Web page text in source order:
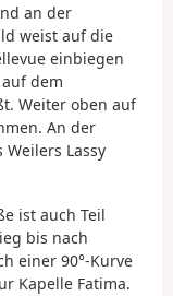
an der
weist auf die
einbiegen
dem
Weiter oben auf
An der
Lassy
ist auch Teil
bis nach
einer 90°-Kurve
Kapelle Fatima.